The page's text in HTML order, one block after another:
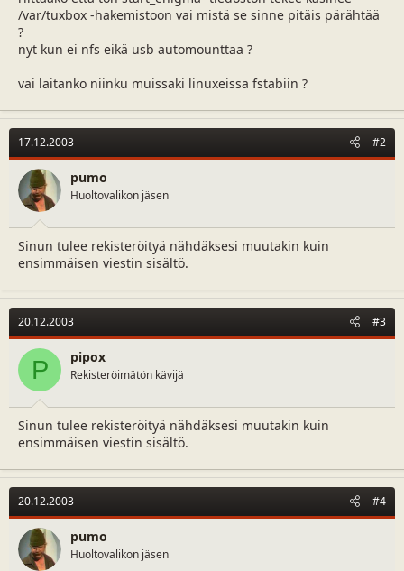
t
t
a
ä
/var/tuxbox -hakemistoon vai mistä se sinne pitäis pärähtää
?
nyt kun ei nfs eikä usb automounttaa ?
vai laitanko niinku muissaki linuxeissa fstabiin ?
17.12.2003 #2
pumo
Huoltovalikon jäsen
Sinun tulee rekisteröityä nähdäksesi muutakin kuin
ensimmäisen viestin sisältö.
20.12.2003 #3
P pipox
Rekisteröimätön kävijä
Sinun tulee rekisteröityä nähdäksesi muutakin kuin
ensimmäisen viestin sisältö.
20.12.2003 #4
pumo
Huoltovalikon jäsen